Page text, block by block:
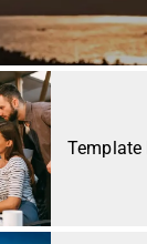
Template